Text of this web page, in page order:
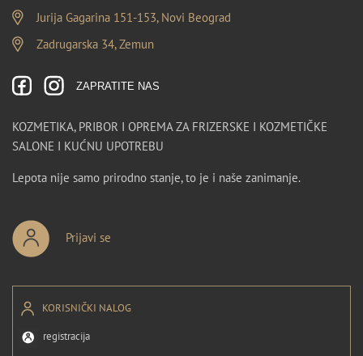
Jurija Gagarina 151-153, Novi Beograd
Zadrugarska 34, Zemun
ZAPRATITE NAS
KOZMETIKA, PRIBOR I OPREMA ZA FRIZERSKE I KOZMETIČKE
SALONE I KUĆNU UPOTREBU
Lepota nije samo prirodno stanje, to je i naše zanimanje.
Prijavi se
KORISNIČKI NALOG
registracija